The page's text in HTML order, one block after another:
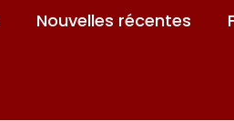
Nouvelles récentes